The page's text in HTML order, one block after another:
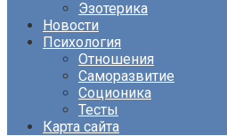
Эзотерика
Новости
Психология
Отношения
Саморазвитие
Соционика
Тесты
Карта сайта